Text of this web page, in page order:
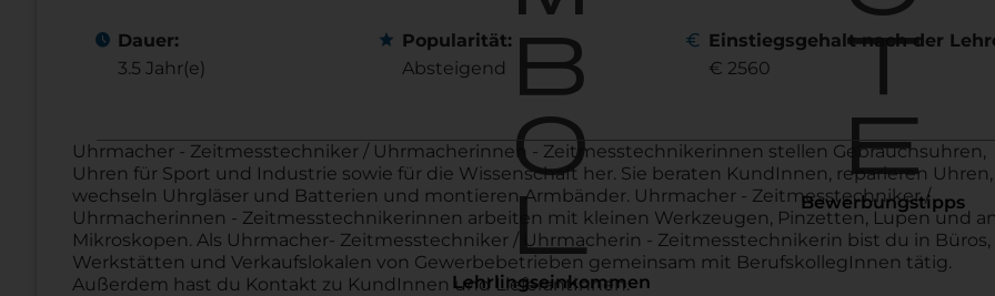
t
y
Job Übersicht
b
o
l
Lehrlingseinkommen
t
e
Bewerbungstipps
schedule Dauer:
3.5 Jahr(e)
star Popularität:
Absteigend
euro Einstiegsgehalt nach der
€ 2560
Uhrmacher - Zeitmesstechniker / Uhrmacherinnen - Zeitmesstechnikerinnen stellen Gebrauchsuhren,
Uhren für Sport und Industrie sowie für die Wissenschaft her. Sie beraten KundInnen, reparieren Uhren,
wechseln Uhrgläser und Batterien und montieren Armbänder. Uhrmacher - Zeitmesstechniker /
Uhrmacherinnen - Zeitmesstechnikerinnen arbeiten mit kleinen Werkzeugen, Pinzetten, Lupen und an
Mikroskopen. Als Uhrmacher- Zeitmesstechniker / Uhrmacherin - Zeitmesstechnikerin bist du in Büros,
Werkstätten und Verkaufslokalen von Gewerbebetrieben gemeinsam mit BerufskollegInnen tätig.
Außerdem hast du Kontakt zu KundInnen und LieferantInnen.